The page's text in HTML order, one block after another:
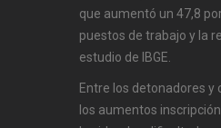
que aumentó un 47,8
puestos de trabajo y la
estudio de IBGE.
Entre los detonadores y
los aumentos